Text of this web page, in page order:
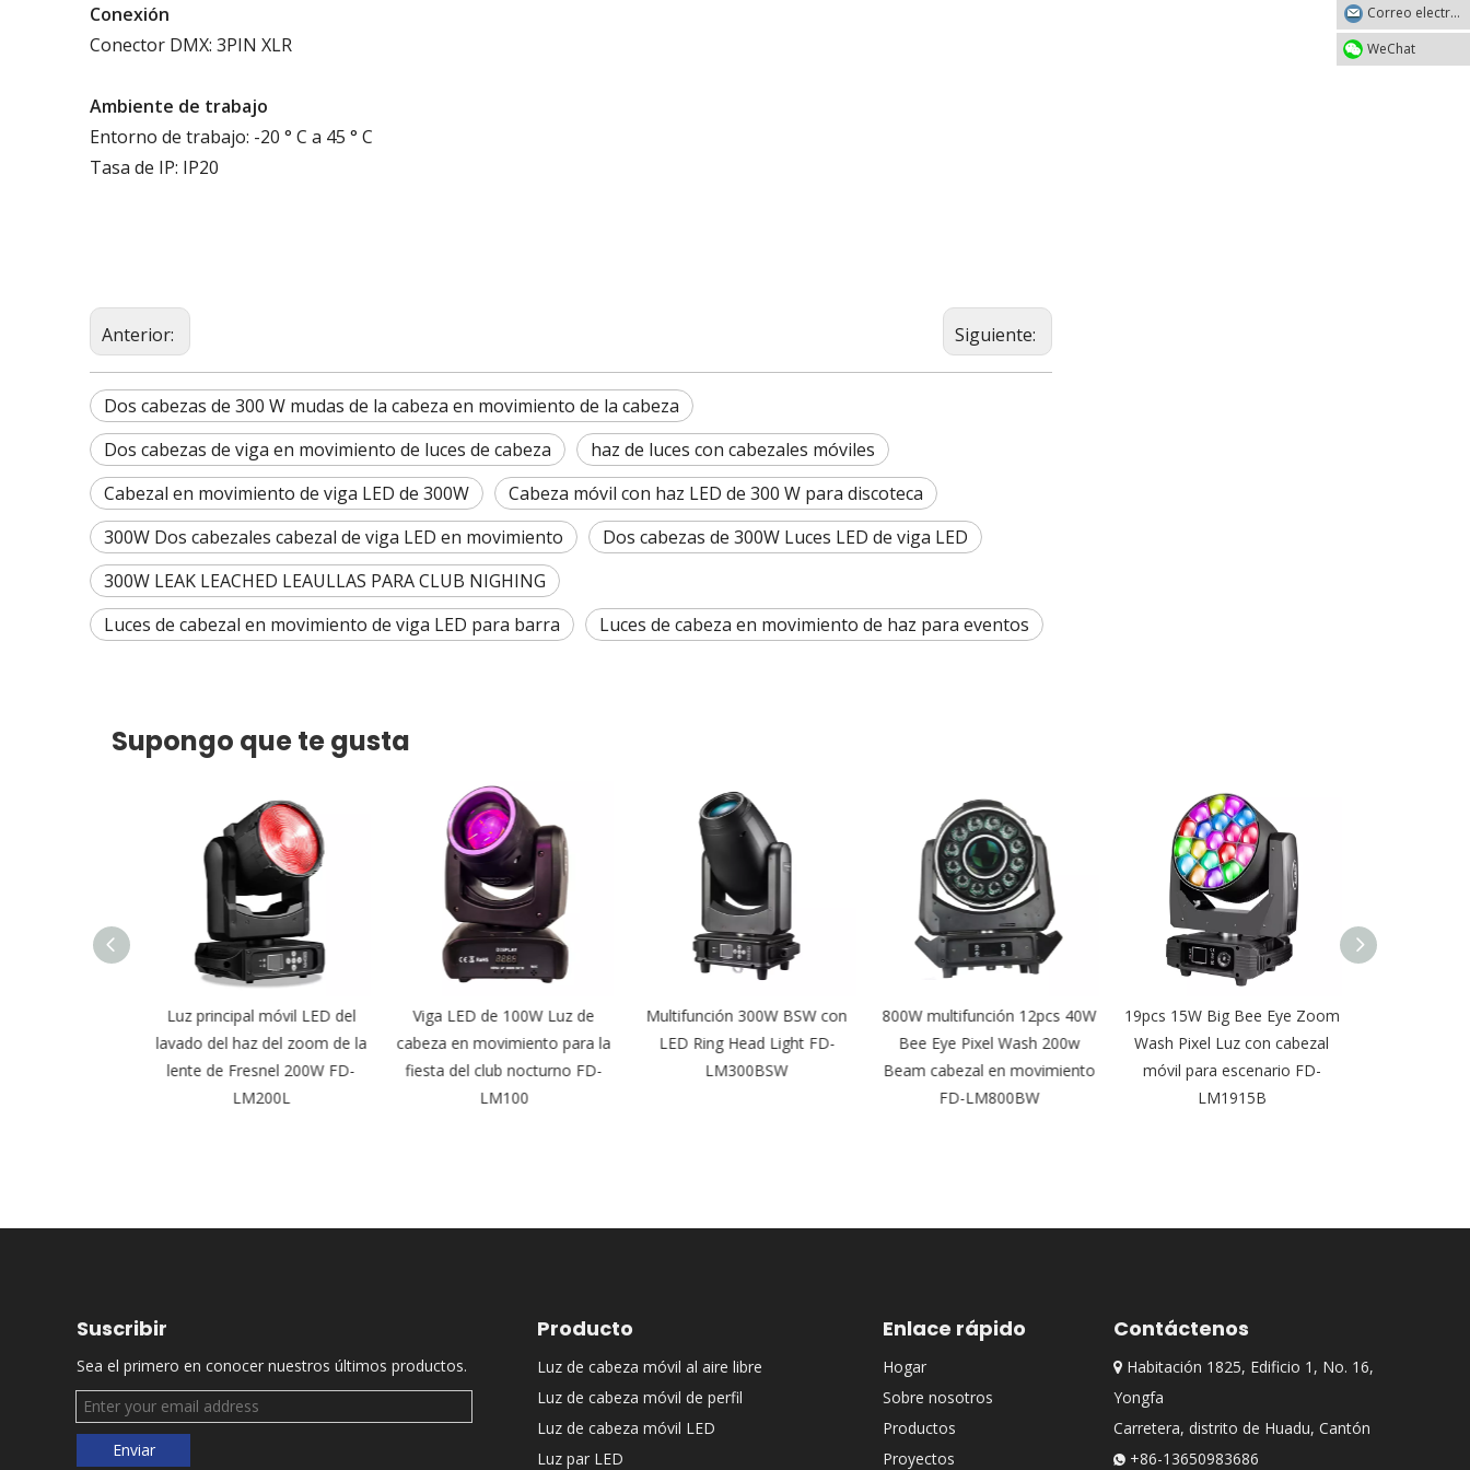
Conexión
Conector DMX: 3PIN XLR
Ambiente de trabajo
Entorno de trabajo: -20 ° C a 45 ° C
Tasa de IP: IP20
Anterior: Siguiente:
Dos cabezas de 300 W mudas de la cabeza en movimiento de la cabeza
Dos cabezas de viga en movimiento de luces de cabeza
haz de luces con cabezales móviles
Cabezal en movimiento de viga LED de 300W
Cabeza móvil con haz LED de 300 W para discoteca
300W Dos cabezales cabezal de viga LED en movimiento
Dos cabezas de 300W Luces LED de viga LED
300W LEAK LEACHED LEAULLAS PARA CLUB NIGHING
Luces de cabezal en movimiento de viga LED para barra
Luces de cabeza en movimiento de haz para eventos
Supongo que te gusta
Luz principal móvil LED del
lavado del haz del zoom de la
lente de Fresnel 200W FD-
LM200L
Viga LED de 100W Luz de
cabeza en movimiento para la
fiesta del club nocturno FD-
LM100
Multifunción 300W BSW con
LED Ring Head Light FD-
LM300BSW
800W multifunción 12pcs 40W
Bee Eye Pixel Wash 200w
Beam cabezal en movimiento
FD-LM800BW
19pcs 15W Big Bee Eye Zoom
Wash Pixel Luz con cabezal
móvil para escenario FD-
LM1915B
Suscribir
Sea el primero en conocer nuestros últimos productos.
Enviar
Correo electrónico
WeChat
Producto
Luz de cabeza móvil al aire libre
Luz de cabeza móvil de perfil
Luz de cabeza móvil LED
Luz par LED
Enlace rápido
Hogar
Sobre nosotros
Productos
Proyectos
Contáctenos
Habitación 1825, Edificio 1, No. 16,
Yongfa
Carretera, distrito de Huadu, Cantón
+86-13650983686